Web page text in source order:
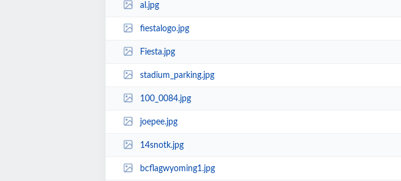
al.jpg
fiestalogo.jpg
Fiesta.jpg
stadium_parking.jpg
100_0084.jpg
joepee.jpg
14snotk.jpg
bcflagwyoming1.jpg